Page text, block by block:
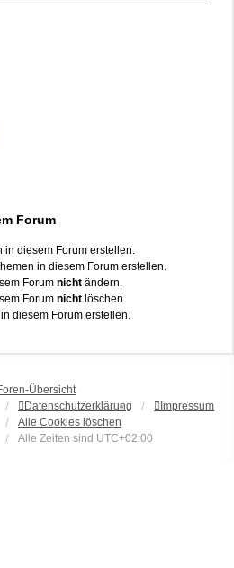
Forum
in diesem Forum erstellen.
in diesem Forum erstellen.
Forum nicht ändern.
Forum nicht löschen.
diesem Forum erstellen.
Übersicht
Datenschutzerklärung
Impressum
Alle Cookies löschen
Alle Zeiten sind UTC+02:00